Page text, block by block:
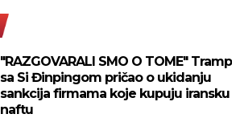
"RAZGOVARALI SMO O TOME" Tramp
sa Si Đinpingom pričao o ukidanju
sankcija firmama koje kupuju iransku
naftu